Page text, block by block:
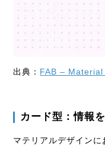
出典： FAB –
カード型：情報
マテリアルデザイン